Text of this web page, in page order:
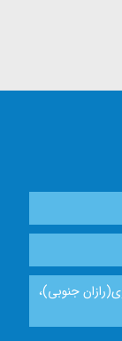
جنوبی)،